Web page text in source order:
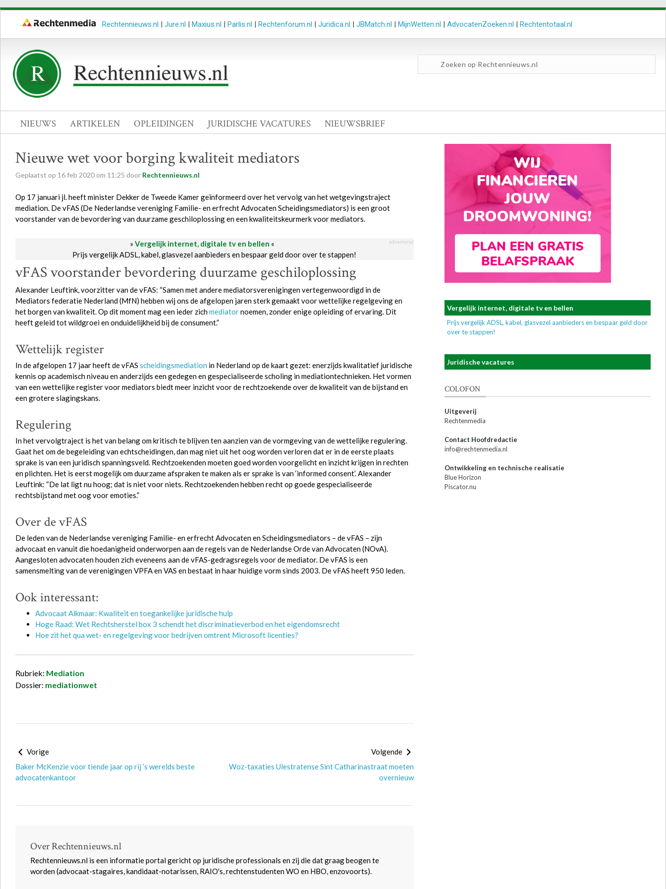
Rechtennieuws.nl | Jure.nl | Maxius.nl | Parlis.nl | Rechtenforum.nl | Juridica.nl | JBMatch.nl | MijnWetten.nl | AdvocatenZoeken.nl | Rechtentotaal.nl
NIEUWS ARTIKELEN OPLEIDINGEN JURIDISCHE VACATURES NIEUWSBRIEF
Nieuwe wet voor borging kwaliteit mediators
Geplaatst op 16feb 2020 om 11:25 door Rechtennieuws.nl
Op 17 januari jl. heeft minister Dekker de Tweede Kamer geïnformeerd over het vervolg van het wetgevingstraject
mediation. De vFAS (De Nederlandse vereniging Familie- en erfrecht Advocaten Scheidingsmediators) is een groot
voorstander van de bevordering van duurzame geschiloplossing en een kwaliteitskeurmerk voor mediators.
» Vergelijk internet, digitale tv en bellen « advertorial
Prijs vergelijk ADSL, kabel, glasvezel aanbieders en bespaar geld door over te stappen!
vFAS voorstander bevordering duurzame geschiloplossing
Alexander Leuftink, voorzitter van de vFAS: “Samen met andere mediatorsverenigingen vertegenwoordigd in de
Mediators federatie Nederland (MfN) hebben wij ons de afgelopen jaren sterk gemaakt voor wettelijke regelgeving en
het borgen van kwaliteit. Op dit moment mag een ieder zichmediatornoemen, zonder enige opleiding of ervaring. Dit
heeft geleid tot wildgroei en onduidelijkheid bij de consument.”
Wettelijk register
In de afgelopen 17 jaar heeft de vFAS scheidingsmediation in Nederland op de kaart gezet: enerzijds kwalitatief juridische
kennis op academisch niveau en anderzijds een gedegen en gespecialiseerde scholing in mediationtechnieken. Het vormen
van een wettelijke register voor mediators biedt meer inzicht voor de rechtzoekende over de kwaliteit van de bijstand en
een grotere slagingskans.
Regulering
In het vervolgtraject is het van belang om kritisch te blijven ten aanzien van de vormgeving van de wettelijke regulering.
Gaat het om de begeleiding van echtscheidingen, dan mag niet uit het oog worden verloren dat er in de eerste plaats
sprake is van een juridisch spanningsveld. Rechtzoekenden moeten goed worden voorgelicht en inzicht krijgen in rechten
en plichten. Het is eerst mogelijk om duurzame afspraken te maken als er sprake is van ‘informed consent’. Alexander
Leuftink: “De lat ligt nu hoog; dat is niet voor niets. Rechtzoekenden hebben recht op goede gespecialiseerde
rechtsbijstand met oog voor emoties.”
Over de vFAS
De leden van de Nederlandse vereniging Familie- en erfrecht Advocaten en Scheidingsmediators – de vFAS – zijn
advocaat en vanuit die hoedanigheid onderworpen aan de regels van de Nederlandse Orde van Advocaten (NOvA).
Aangesloten advocaten houden zich eveneens aan de vFAS-gedragsregels voor de mediator. De vFAS is een
samensmelting van de verenigingen VPFA en VAS en bestaat in haar huidige vorm sinds 2003. De vFAS heeft 950 leden.
Ook interessant:
Advocaat Alkmaar: Kwaliteit en toegankelijke juridische hulp
Hoge Raad: Wet Rechtsherstel box 3 schendt het discriminatieverbod en het eigendomsrecht
Hoe zit het qua wet- en regelgeving voor bedrijven omtrent Microsoft licenties?
Rubriek: Mediation
Dossier: mediationwet
Vorige
Baker McKenzie voor tiende jaar op rij ’s werelds beste
advocatenkantoor
Volgende
Woz-taxaties Ulestratense Sint Catharinastraat moeten
overnieuw
Over Rechtennieuws.nl
Rechtennieuws.nl is een informatie portal gericht op juridische professionals en zij die dat graag beogen te
worden (advocaat-stagaires, kandidaat-notarissen, RAIO's, rechtenstudenten WO en HBO, enzovoorts).
Vergelijk internet, digitale tv en bellen
Prijs vergelijk ADSL, kabel, glasvezel aanbieders en bespaar geld door
over te stappen!
Juridische vacatures
COLOFON
Uitgeverij
Rechtenmedia
Contact Hoofdredactie
info@rechtenmedia.nl
Ontwikkeling en technische realisatie
Blue Horizon
Piscator.nu